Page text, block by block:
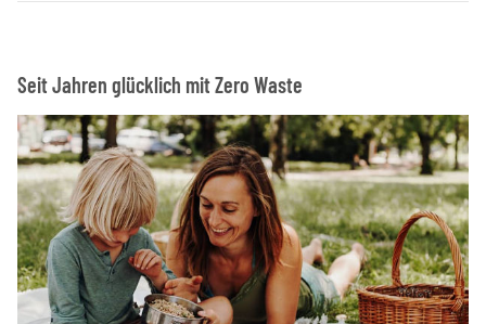
Seit Jahren glücklich mit Zero Waste